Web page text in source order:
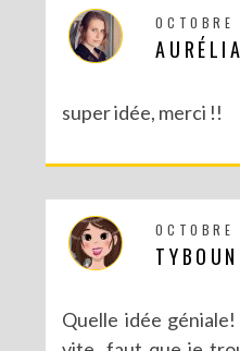
AURÉLIA
super idée, merci !!
Quelle idée